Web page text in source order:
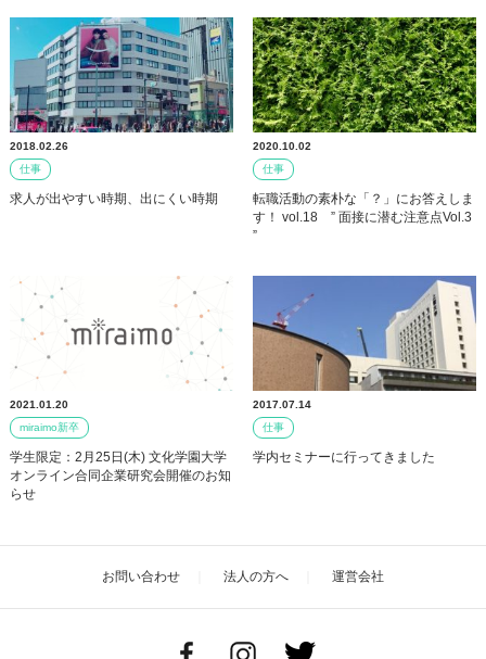
2018.02.26
仕事
求人が出やすい時期、出にくい時期
2020.10.02
仕事
転職活動の素朴な「？」にお答えしま
す！ vol.18 ” 面接に潜む注意点Vol.3
”
2021.01.20
miraimo新卒
学生限定：2月25日(木) 文化学園大学
オンライン合同企業研究会開催のお知
らせ
2017.07.14
仕事
学内セミナーに行ってきました
お問い合わせ 法人の方へ 運営会社